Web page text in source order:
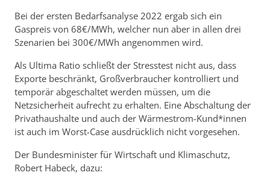
Bei der ersten Bedarfsanalyse 2022 ergab sich ein
Gaspreis von 68€/MWh, welcher nun aber in allen drei
Szenarien bei 300€/MWh angenommen wird.
Als Ultima Ratio schließt der Stresstest nicht aus, dass
Exporte beschränkt, Großverbraucher kontrolliert und
temporär abgeschaltet werden müssen, um die
Netzsicherheit aufrecht zu erhalten. Eine Abschaltung der
Privathaushalte und auch der Wärmestrom-Kund*innen
ist auch im Worst-Case ausdrücklich nicht vorgesehen.
Der Bundesminister für Wirtschaft und Klimaschutz,
Robert Habeck, dazu: